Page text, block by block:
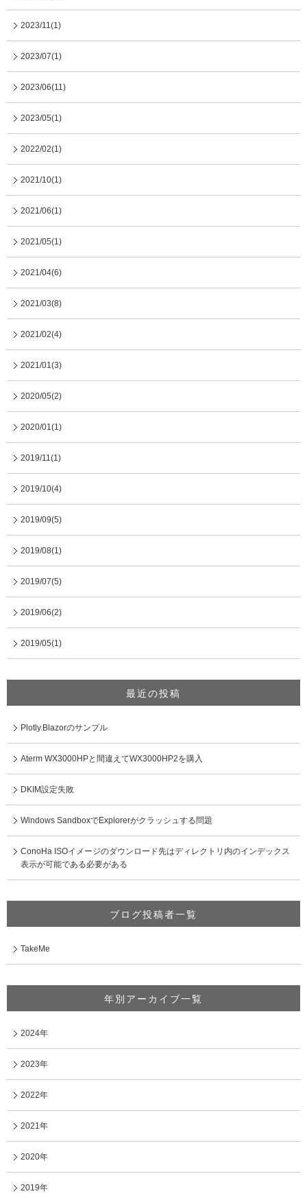
2023/11(1)
2023/07(1)
2023/06(11)
2023/05(1)
2022/02(1)
2021/10(1)
2021/06(1)
2021/05(1)
2021/04(6)
2021/03(8)
2021/02(4)
2021/01(3)
2020/05(2)
2020/01(1)
2019/11(1)
2019/10(4)
2019/09(5)
2019/08(1)
2019/07(5)
2019/06(2)
2019/05(1)
最近の投稿
Plotly.Blazorのサンプル
Aterm WX3000HPと間違えてWX3000HP2を購入
DKIM設定失敗
Windows SandboxでExplorerがクラッシュする問題
ConoHa ISOイメージのダウンロード先はディレクトリ内のインデックス
表示が可能である必要がある
ブログ投稿者一覧
TakeMe
年別アーカイブ一覧
2024年
2023年
2022年
2021年
2020年
2019年